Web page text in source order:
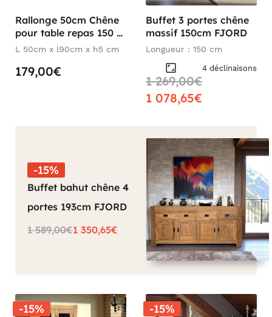
Rallonge 50cm Chêne
pour table repas 150 et
180 FJORD
L 50cm x l90cm x h5 cm
179,00€
Buffet 3 portes chêne
massif 150cm FJORD
Longueur : 150 cm
4 déclinaisons
1 269,00€
1 078,65€
-15%
Buffet bahut chêne 4
portes 193cm FJORD
1 589,00€1 350,65€
-15% -15%